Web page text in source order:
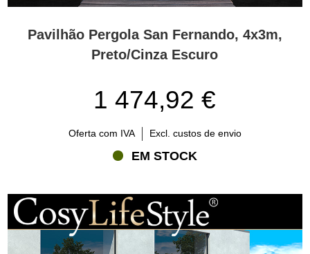
Pavilhão Pergola San Fernando, 4x3m,
Preto/Cinza Escuro
1 474,92 €
Oferta com IVA Excl. custos de envio
EM STOCK